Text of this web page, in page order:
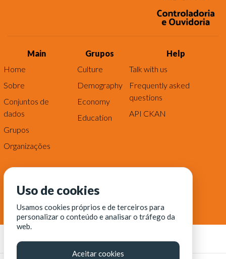
Main
Home
Sobre
Conjuntos de
dados
Grupos
Organizações
Grupos
Culture
Demography
Economy
Education
Help
Talk with us
Frequently asked
questions
API CKAN
Uso de cookies
Usamos cookies próprios e de terceiros para
personalizar o conteúdo e analisar o tráfego da
web.
Aceitar cookies